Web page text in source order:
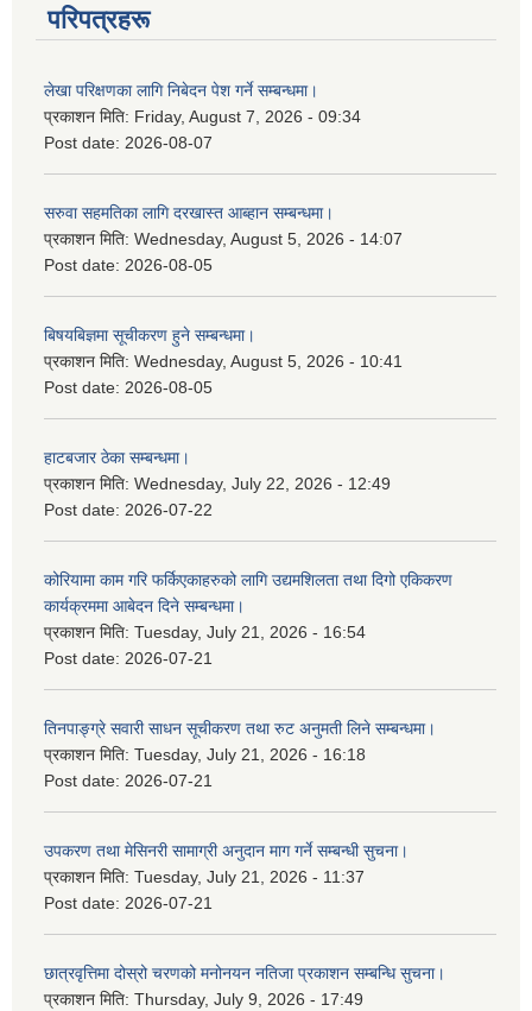
परिपत्रहरू
लेखा परिक्षणका लागि निबेदन पेश गर्ने सम्बन्धमा।
प्रकाशन मिति: Friday, August 7, 2026 - 09:34
Post date: 2026-08-07
सरुवा सहमतिका लागि दरखास्त आब्हान सम्बन्धमा।
प्रकाशन मिति: Wednesday, August 5, 2026 - 14:07
Post date: 2026-08-05
बिषयबिज्ञमा सूचीकरण हुने सम्बन्धमा।
प्रकाशन मिति: Wednesday, August 5, 2026 - 10:41
Post date: 2026-08-05
हाटबजार ठेका सम्बन्धमा।
प्रकाशन मिति: Wednesday, July 22, 2026 - 12:49
Post date: 2026-07-22
कोरियामा काम गरि फर्किएकाहरुको लागि उद्यमशिलता तथा दिगो एकिकरण
कार्यक्रममा आबेदन दिने सम्बन्धमा।
प्रकाशन मिति: Tuesday, July 21, 2026 - 16:54
Post date: 2026-07-21
तिनपाङ्ग्रे सवारी साधन सूचीकरण तथा रुट अनुमती लिने सम्बन्धमा।
प्रकाशन मिति: Tuesday, July 21, 2026 - 16:18
Post date: 2026-07-21
उपकरण तथा मेसिनरी सामाग्री अनुदान माग गर्ने सम्बन्धी सुचना।
प्रकाशन मिति: Tuesday, July 21, 2026 - 11:37
Post date: 2026-07-21
छात्रवृत्तिमा दोस्रो चरणको मनोनयन नतिजा प्रकाशन सम्बन्धि सुचना।
प्रकाशन मिति: Thursday, July 9, 2026 - 17:49